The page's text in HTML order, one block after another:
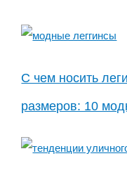
С чем носить
размеров: 10